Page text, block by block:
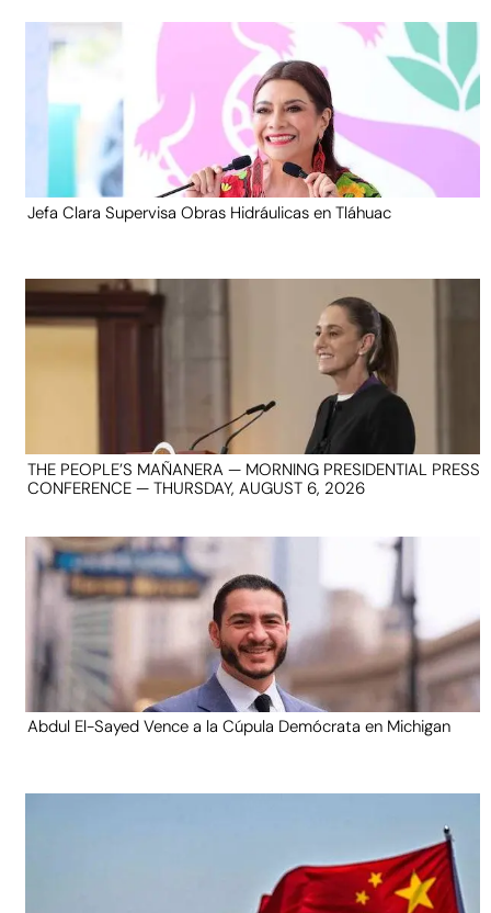
Jefa Clara Supervisa Obras Hidráulicas en Tláhuac
THE PEOPLE’S MAÑANERA — MORNING PRESIDENTIAL PRESS
CONFERENCE — THURSDAY, AUGUST 6, 2026
Abdul El-Sayed Vence a la Cúpula Demócrata en Michigan